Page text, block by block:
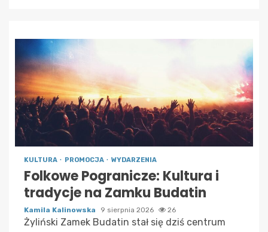
KULTURA PROMOCJA WYDARZENIA
Folkowe Pogranicze: Kultura i
tradycje na Zamku Budatin
Kamila Kalinowska 9 sierpnia 2026 26
Żyliński Zamek Budatin stał się dziś centrum